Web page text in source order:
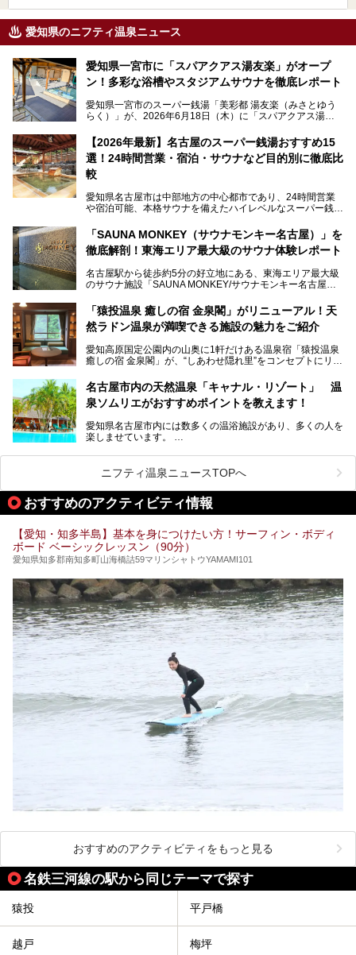
愛知県のニフティ温泉ニュース
愛知県一宮市に「スパアクアス湯友楽」がオープ
ン！多彩な浴槽やスタジアムサウナを徹底レポート
愛知県一宮市のスーパー銭湯「美彩都 湯友楽（みさとゆう
らく）」が、2026年6月18日（木）に「スパアクアス湯友
この地で30年にわたり愛され続けてきた施設だからこそ、
地元住民をはじめオープンを待ちわびている人も多いのでは
ないでしょうか。
老朽化した設備の補修を機に、2年前からじっくり構想を練
ってきたというだけあって、館内の充実度は想像以上。
以前の4倍に拡張したという露天エリアや10の浴槽、40人収
容の巨大なスタジアムサウナに、岩盤浴やリラクゼーション
までまるごと楽しめる施設に生まれ変わりました。
今回は、全面リニューアルして新しくなった「スパアクアス
【2026年最新】名古屋のスーパー銭湯おすすめ15
選！24時間営業・宿泊・サウナなど目的別に徹底比
較
愛知県名古屋市は中部地方の中心都市であり、24時間営業
や宿泊可能、本格サウナを備えたハイレベルなスーパー銭湯
そのため、「日々の仕事の疲れを心身ともにリセットした
い」「休日に時間を忘れて1日中ダラダラ過ごしたい」「コ
くある点が魅力です！
お好みの温泉施設を見つけて楽しんでくださいね。
「SAUNA MONKEY（サウナモンキー名古屋）」を
徹底解剖！東海エリア最大級のサウナ体験レポート
名古屋駅から徒歩約5分の好立地にある、東海エリア最大級
のサウナ施設「SAUNA MONKEY/サウナモンキー名古屋」
「名古屋駅周辺ってサウナが少ないよね」という声をよく耳
にするだけあり、アクセスの良さにも胸が高鳴ります。
今回は普段は男性専用となっているパブリックサウナが、女
さっそく取材してきました！
「猿投温泉 癒しの宿 金泉閣」がリニューアル！天
然ラドン温泉が満喫できる施設の魅力をご紹介
愛知高原国定公園内の山奥に1軒だけある温泉宿「猿投温泉
癒しの宿 金泉閣」が、“しあわせ隠れ里”をコンセプトにリニ
天然ラドン温泉が堪能できるお風呂や、新設・改装された客
室、地元の食材と温泉水で作られたお料理……。
ご紹介します。
名古屋市内の天然温泉「キャナル・リゾート」 温
泉ソムリエがおすすめポイントを教えます！
愛知県名古屋市内には数多くの温浴施設があり、多くの人を
楽しませています。
ムリエの目線で紹介していきます！
名古屋市内にはスーパー銭湯や日帰り温泉が多く、「どこに
行こうかな？」と悩んでしまう方も多いと思います。
ぜひこの記事を参考にして「キャナル・リゾート」に出かけ
てみるのはいかがでしょうか？
ニフティ温泉ニュースTOPへ
おすすめのアクティビティ情報
【愛知・知多半島】基本を身につけたい方！サーフィン・ボディ
ボード ベーシックレッスン（90分）
愛知県知多郡南知多町山海橋詰59マリンシャトウYAMAMI101
おすすめのアクティビティをもっと見る
名鉄三河線の駅から同じテーマで探す
猿投 平戸橋
越戸 梅坪